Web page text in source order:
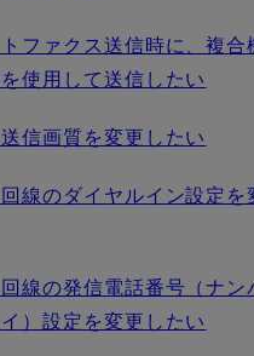
ファクス送信時に、複合
を使用して送信したい
信画質を変更したい
線のダイヤルイン設定を
線の発信電話番号（ナン
）設定を変更したい